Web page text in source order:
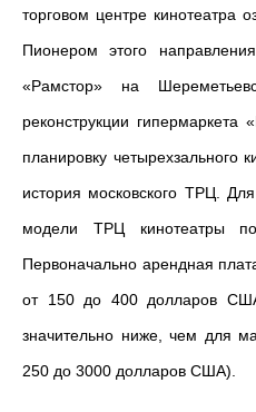
торговом центре кинотеатра
Пионером этого
«Рамстор» на
реконструкции
планировку четырехзального
история московского ТРЦ.
модели ТРЦ кинотеатры
Первоначально арендная
от 150 до 400 долларов
значительно ниже, чем для
250 до 3000 долларов США).